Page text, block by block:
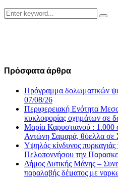
Search
for:
Πρόσφατα άρθρα
Πρόγραμμα δολωματικών
07/08/26
Περιφερειακή Ενότητα
κυκλοφορίας οχημάτων σε
Μαρία Καρυστιανού : 1.000
Αντώνη Σαμαρά, θύελλα
Υψηλός κίνδυνος πυρκαγιάς
Πελοποννήσου την
Δήμος Δυτικής Μάνης –
παραλαβής δέματος με